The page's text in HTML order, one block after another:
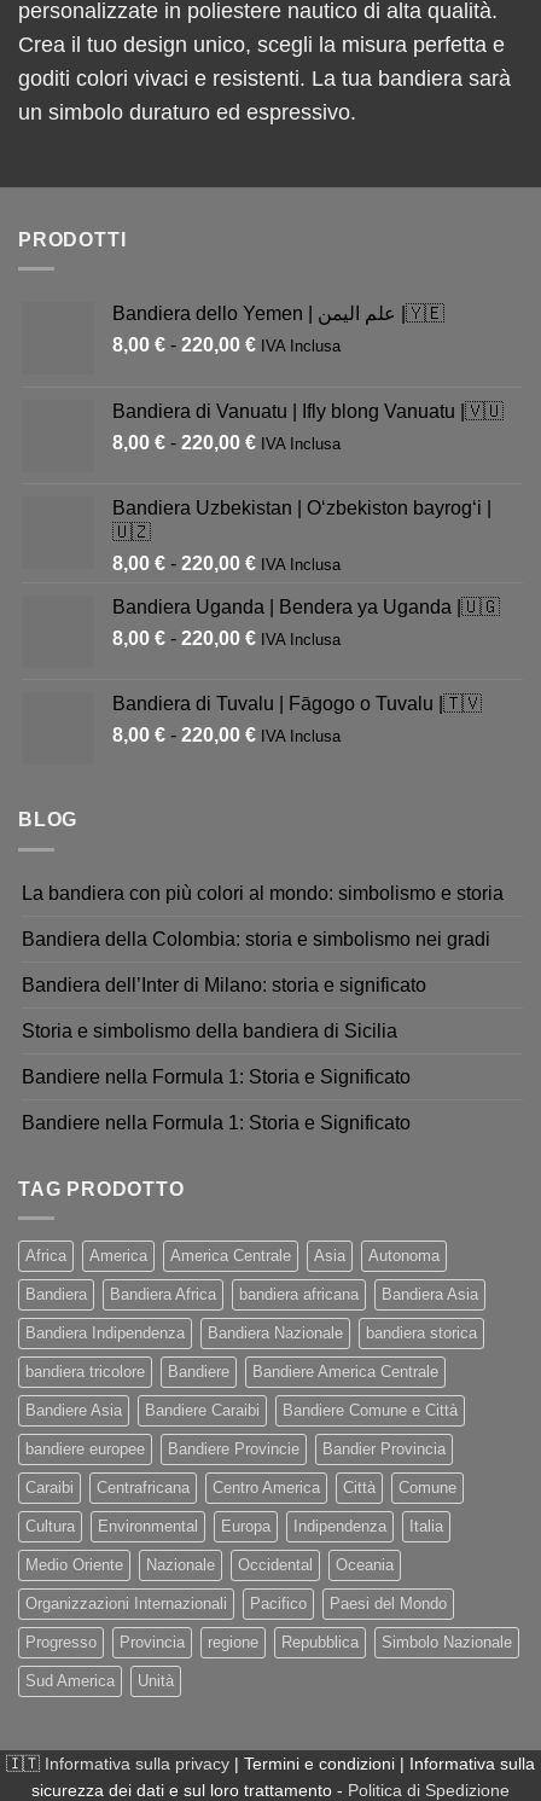
personalizzate in poliestere nautico di alta qualità.
Crea il tuo design unico, scegli la misura perfetta e
goditi colori vivaci e resistenti. La tua bandiera sarà
un simbolo duraturo ed espressivo.
PRODOTTI
Bandiera dello Yemen | علم اليمن |🇾🇪
8,00 € - 220,00 € IVA Inclusa
Bandiera di Vanuatu | Ifly blong Vanuatu |🇻🇺
8,00 € - 220,00 € IVA Inclusa
Bandiera Uzbekistan | Oʻzbekiston bayrogʻi |
🇺🇿
8,00 € - 220,00 € IVA Inclusa
Bandiera Uganda | Bendera ya Uganda |🇺🇬
8,00 € - 220,00 € IVA Inclusa
Bandiera di Tuvalu | Fāgogo o Tuvalu |🇹🇻
8,00 € - 220,00 € IVA Inclusa
BLOG
La bandiera con più colori al mondo: simbolismo e storia
Bandiera della Colombia: storia e simbolismo nei gradi
Bandiera dell’Inter di Milano: storia e significato
Storia e simbolismo della bandiera di Sicilia
Bandiere nella Formula 1: Storia e Significato
Bandiere nella Formula 1: Storia e Significato
TAG PRODOTTO
Africa America America Centrale Asia Autonoma
Bandiera Bandiera Africa bandiera africana Bandiera Asia
Bandiera Indipendenza Bandiera Nazionale bandiera storica
bandiera tricolore Bandiere Bandiere America Centrale
Bandiere Asia Bandiere Caraibi Bandiere Comune e Città
bandiere europee Bandiere Provincie Bandier Provincia
Caraibi Centrafricana Centro America Città Comune
Cultura Environmental Europa Indipendenza Italia
Medio Oriente Nazionale Occidental Oceania
Organizzazioni Internazionali Pacifico Paesi del Mondo
Progresso Provincia regione Repubblica Simbolo Nazionale
Sud America Unità
🇮🇹 Informativa sulla privacy | Termini e condizioni | Informativa sulla
sicurezza dei dati e sul loro trattamento - Politica di Spedizione